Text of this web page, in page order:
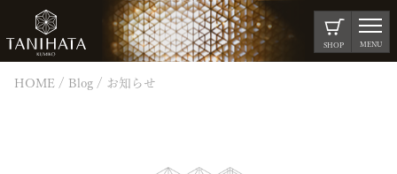
SHOP MENU
HOME Blog お知らせ